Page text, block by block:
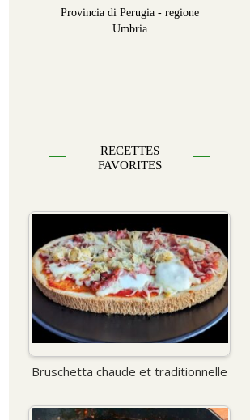
Provincia di Perugia - regione
Umbria
RECETTES
FAVORITES
Bruschetta chaude et traditionnelle